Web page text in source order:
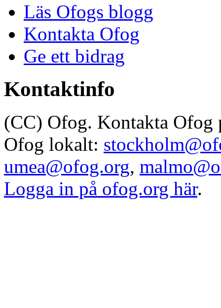
Läs Ofogs blogg
Kontakta Ofog
Ge ett bidrag
Kontaktinfo
(CC) Ofog. Kontakta Ofog
Ofog lokalt:
umea@ofog.org,
Logga in på ofog.org här.